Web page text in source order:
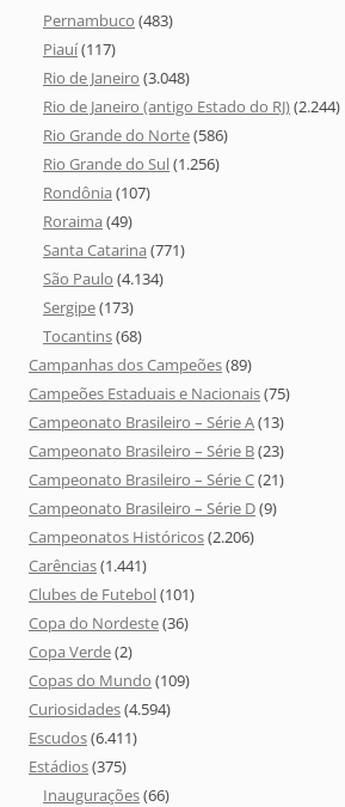
Pernambuco (483)
Piauí(117)
Rio de Janeiro (3.048)
Rio de Janeiro (antigo Estado do RJ)(2.244)
Rio Grande do Norte(586)
Rio Grande do Sul(1.256)
Rondônia (107)
Roraima (49)
Santa Catarina (771)
São Paulo (4.134)
Sergipe(173)
Tocantins(68)
Campanhas dos Campeões(89)
Campeões Estaduais e Nacionais(75)
Campeonato Brasileiro – Série A(13)
Campeonato Brasileiro – Série B(23)
Campeonato Brasileiro – Série C(21)
Campeonato Brasileiro – Série D(9)
Campeonatos Históricos(2.206)
Carências(1.441)
Clubes de Futebol(101)
Copa do Nordeste(36)
Copa Verde(2)
Copas do Mundo (109)
Curiosidades(4.594)
Escudos(6.411)
Estádios(375)
Inaugurações(66)